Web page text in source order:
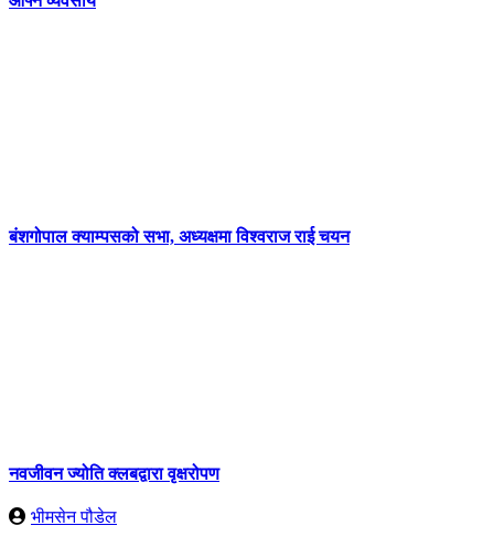
बंशगोपाल क्याम्पसको सभा, अध्यक्षमा विश्वराज राई चयन
नवजीवन ज्योति क्लबद्वारा वृक्षरोपण
भीमसेन पौडेल